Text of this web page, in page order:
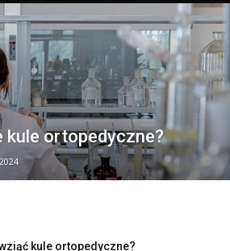
kule ortopedyczne?
kule ortopedyczne?